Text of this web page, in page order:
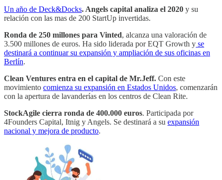
Un año de Deck&Docks. Angels capital analiza el 2020 y su
relación con las mas de 200 StartUp invertidas.
Ronda de 250 millones para Vinted, alcanza una valoración de
3.500 millones de euros. Ha sido liderada por EQT Growth y se
destinará a continuar su expansión y ampliación de sus oficinas en
Berlín.
Clean Ventures entra en el capital de Mr.Jeff. Con este
movimiento comienza su expansión en Estados Unidos, comenzarán
con la apertura de lavanderías en los centros de Clean Rite.
StockAgile cierra ronda de 400.000 euros. Participada por
4Founders Capital, Itnig y Angels. Se destinará a su expansión
nacional y mejora de producto.